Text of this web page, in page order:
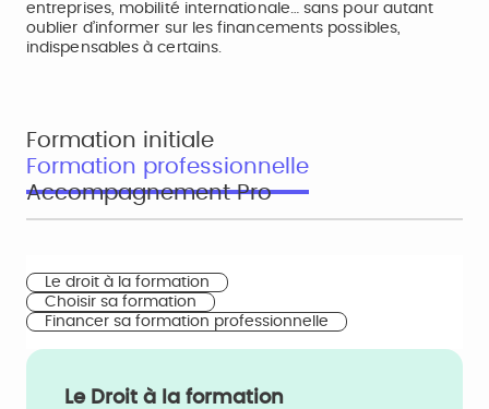
entreprises, mobilité internationale… sans pour autant
oublier d’informer sur les financements possibles,
indispensables à certains.
Formation initiale
Formation professionnelle
Accompagnement Pro
Le droit à la formation
Choisir sa formation
Financer sa formation professionnelle
Le Droit à la formation